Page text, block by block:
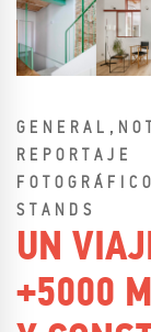
GENERAL ,
REPORTAJE
FOTOGRÁFICO
STANDS
UN
+5000